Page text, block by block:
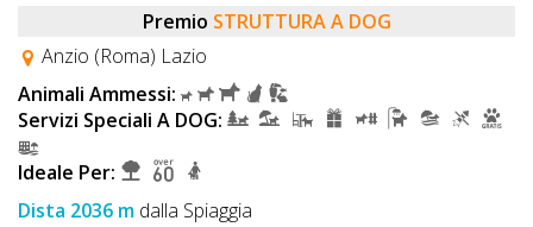
Premio STRUTTURA A DOG
Anzio (Roma) Lazio
Animali Ammessi:
Servizi Speciali A DOG:
Ideale Per:
Dista 2036 m dalla Spiaggia